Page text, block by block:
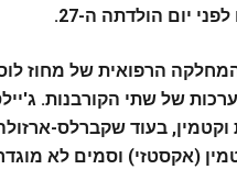
יום הולדתה ה-27.
הרפואית של מחוז
של שתי הקורבנות.
וקטמין, בעוד שקברלס-
(אקסטזי) וסמים לא